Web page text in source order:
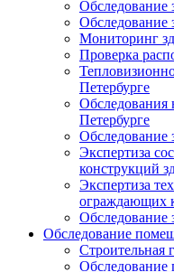
Обследование
Обследование
Мониторинг
Проверка
Петербурге
Обследования
Петербурге
Обследование
Экспертиза
конструкций
Экспертиза
ограждающих
Обследование
Обследование
Строительная
Обследование